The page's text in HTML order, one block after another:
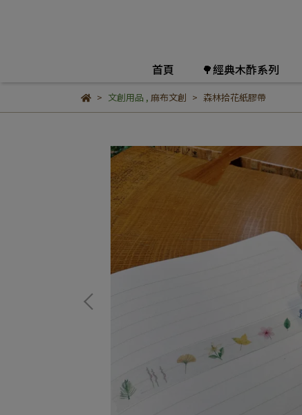
首頁 🌳經典木酢系列
文創用品 , 麻布文創 森林拾花紙膠帶